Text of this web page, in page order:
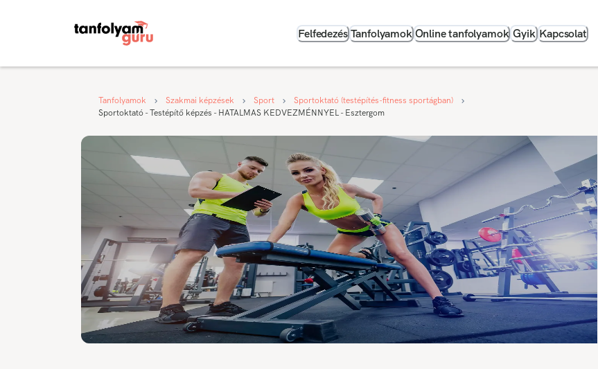
Felfedezés Tanfolyamok Online tanfolyamok Gyik Kapcsolat
Tanfolyamok Szakmai képzések Sport
Sportoktató (testépítés-fitness sportágban)
Sportoktató - Testépítő képzés - HATALMAS KEDVEZMÉNNYEL - Esztergom